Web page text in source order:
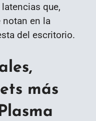
que,
notan en la
del escritorio.
más